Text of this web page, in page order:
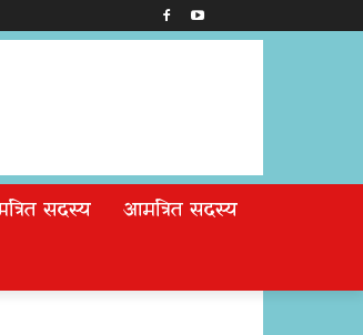
सदस्य
आमंत्रित सदस्य